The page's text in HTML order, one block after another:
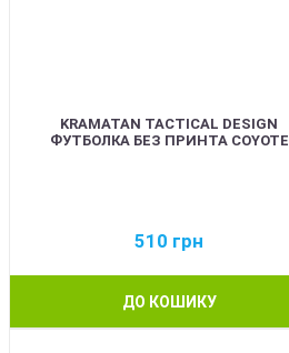
KRAMATAN TACTICAL DESIGN
ФУТБОЛКА БЕЗ ПРИНТА COYOTE
510 грн
ДО КОШИКУ